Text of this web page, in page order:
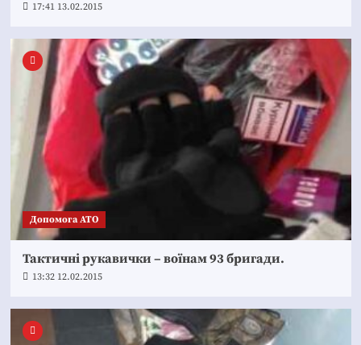
17:41 13.02.2015
Допомога АТО
Тактичні рукавички – воїнам 93 бригади.
13:32 12.02.2015